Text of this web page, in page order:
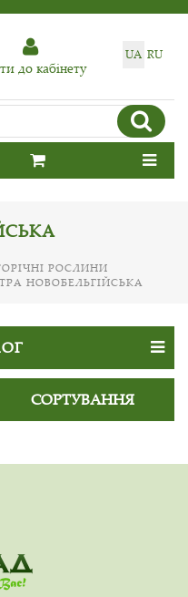
UA RU
до кабiнету
РОСЛИНИ
НОВОБЕЛЬГІЙСЬКА
СОРТУВАННЯ